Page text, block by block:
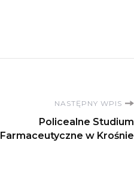
NASTĘPNY WPIS
Policealne Studium
Farmaceutyczne w Krośnie